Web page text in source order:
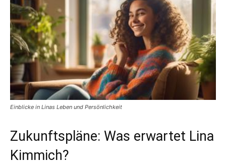
Einblicke in Linas Leben und Persönlichkeit
Zukunftspläne: Was erwartet Lina
Kimmich?